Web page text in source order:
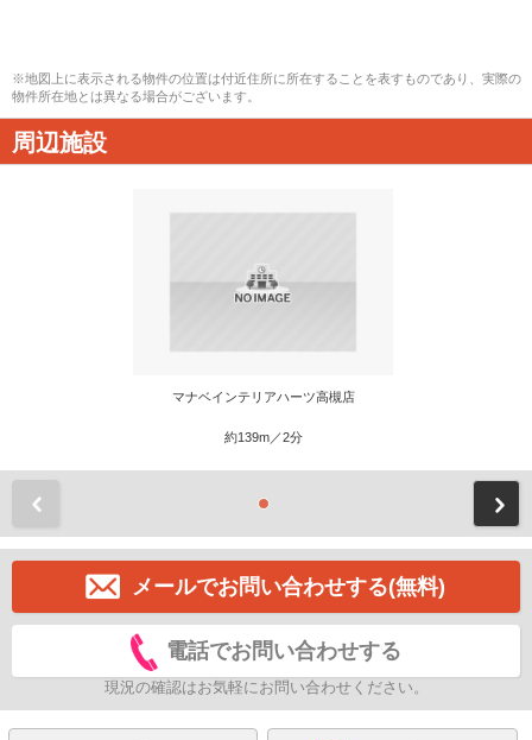
※地図上に表示される物件の位置は付近住所に所在することを表すものであり、実際の
物件所在地とは異なる場合がございます。
周辺施設
マナベインテリアハーツ高槻店
約139m／2分
メールでお問い合わせする(無料)
電話でお問い合わせする
現況の確認はお気軽にお問い合わせください。